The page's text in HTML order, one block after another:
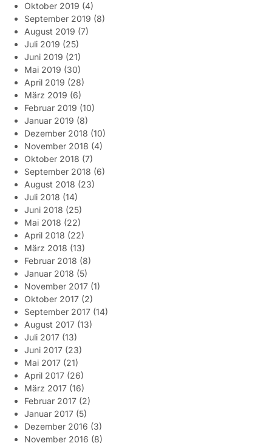
Oktober 2019 (4)
September 2019 (8)
August 2019 (7)
Juli 2019 (25)
Juni 2019 (21)
Mai 2019 (30)
April 2019 (28)
März 2019 (6)
Februar 2019 (10)
Januar 2019 (8)
Dezember 2018 (10)
November 2018 (4)
Oktober 2018 (7)
September 2018 (6)
August 2018 (23)
Juli 2018 (14)
Juni 2018 (25)
Mai 2018 (22)
April 2018 (22)
März 2018 (13)
Februar 2018 (8)
Januar 2018 (5)
November 2017 (1)
Oktober 2017 (2)
September 2017 (14)
August 2017 (13)
Juli 2017 (13)
Juni 2017 (23)
Mai 2017 (21)
April 2017 (26)
März 2017 (16)
Februar 2017 (2)
Januar 2017 (5)
Dezember 2016 (3)
November 2016 (8)